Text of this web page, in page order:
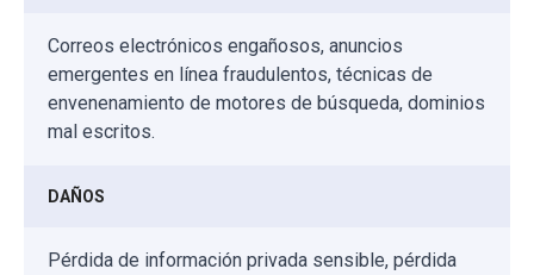
Correos electrónicos engañosos, anuncios
emergentes en línea fraudulentos, técnicas de
envenenamiento de motores de búsqueda, dominios
mal escritos.
DAÑOS
Pérdida de información privada sensible, pérdida